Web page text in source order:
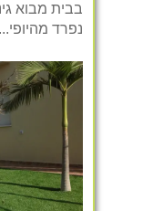
בבית מבוא
נפרד מהיופי...